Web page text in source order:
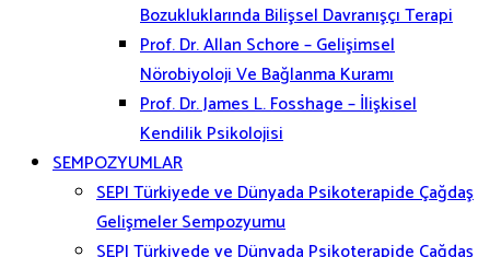
Bozukluklarında Bilişsel Davranışçı Terapi
Prof. Dr. Allan Schore – Gelişimsel
Nörobiyoloji Ve Bağlanma Kuramı
Prof. Dr. James L. Fosshage – İlişkisel
Kendilik Psikolojisi
SEMPOZYUMLAR
SEPI Türkiyede ve Dünyada Psikoterapide Çağdaş
Gelişmeler Sempozyumu